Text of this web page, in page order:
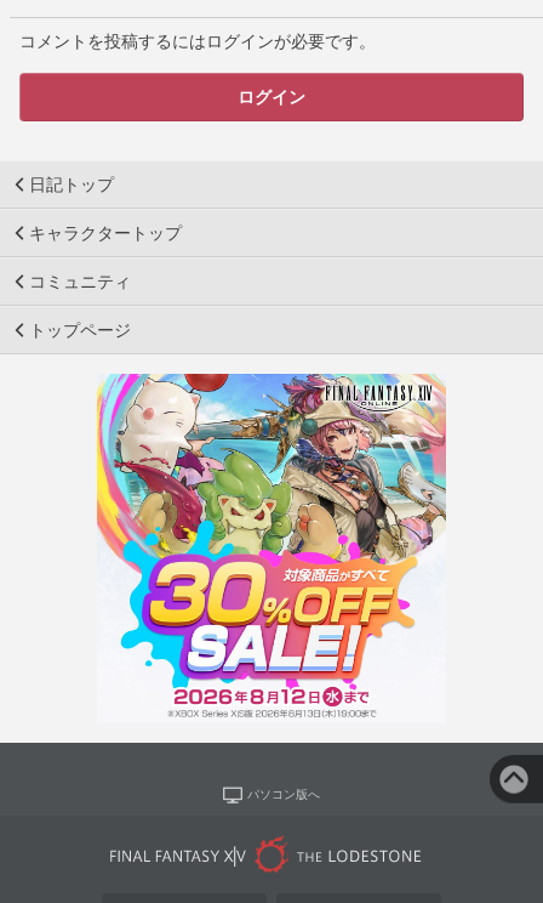
コメントを投稿するにはログインが必要です。
ログイン
日記トップ
キャラクタートップ
コミュニティ
トップページ
パソコン版へ